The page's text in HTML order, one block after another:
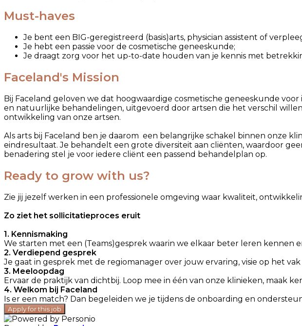
Must-haves
Je bent een BIG-geregistreerd (basis)arts, physician assistent of
Je hebt een passie voor de cosmetische geneeskunde;
Je draagt zorg voor het up-to-date houden van je kennis met
Faceland's Mission
Bij Faceland geloven we dat hoogwaardige cosmetische geneeskunde
en natuurlijke behandelingen, uitgevoerd door artsen die het verschil
ontwikkeling van onze artsen.
Als arts bij Faceland ben je daarom een belangrijke schakel binnen onze
eindresultaat. Je behandelt een grote diversiteit aan cliënten, waardoor
benadering stel je voor iedere cliënt een passend behandelplan op.
Ready to grow with us?
Zie jij jezelf werken in een professionele omgeving waar kwaliteit,
Zo ziet het sollicitatieproces eruit
1. Kennismaking
We starten met een (Teams)gesprek waarin we elkaar beter leren kennen
2. Verdiepend gesprek
Je gaat in gesprek met de regiomanager over jouw ervaring, visie op het
3. Meeloopdag
Ervaar de praktijk van dichtbij. Loop mee in één van onze klinieken, maak
4. Welkom bij Faceland
Is er een match? Dan begeleiden we je tijdens de onboarding en
Apply for this job